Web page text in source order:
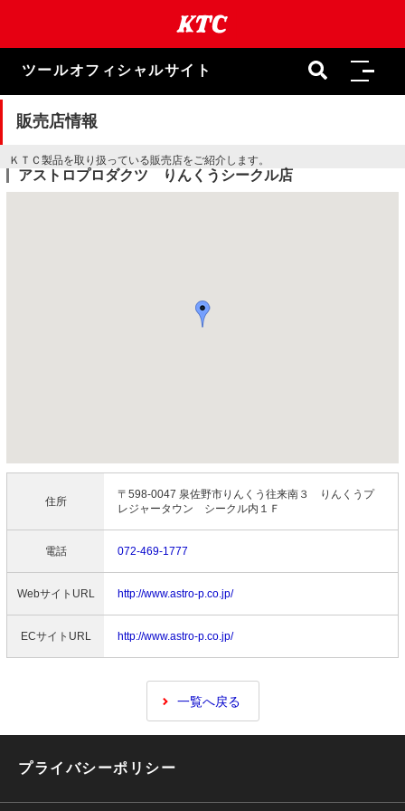
ま
キ
ツールオフィシャルサイト
販売店情報
ＫＴＣ製品を取り扱っている販売店をご紹介します。
アストロプロダクツ りんくうシークル店
住所
〒598-0047 泉佐野市りんくう往来南３ りんくうプ
レジャータウン シークル内１Ｆ
電話 072-469-1777
WebサイトURL http://www.astro-p.co.jp/
ECサイトURL http://www.astro-p.co.jp/
一覧へ戻る
プライバシーポリシー